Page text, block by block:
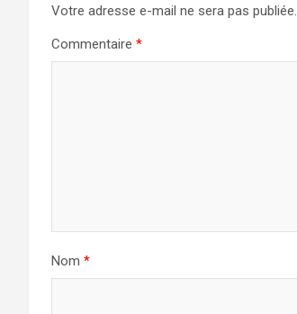
Votre adresse e-mail ne sera pas publiée.
Commentaire *
Nom *